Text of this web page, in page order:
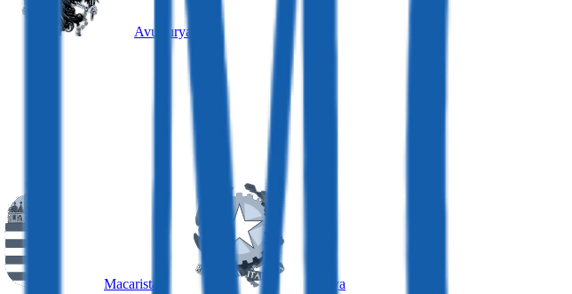
Avusturya
Macaristan
İtalya